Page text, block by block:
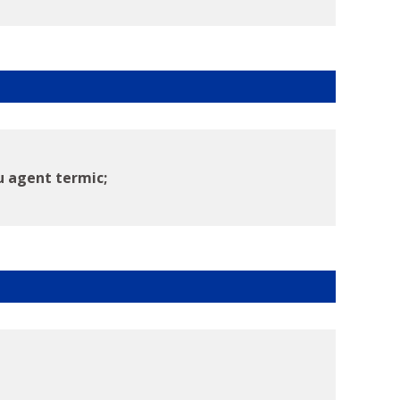
agent termic;